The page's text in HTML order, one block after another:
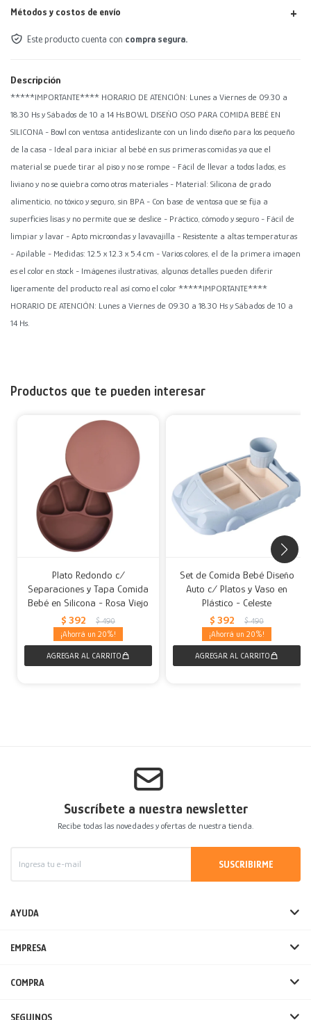
Métodos y costos de envío
Este producto cuenta con compra segura.
Descripción
*****IMPORTANTE**** HORARIO DE ATENCIÓN: Lunes a Viernes de 09.30 a
18.30 Hs y Sábados de 10 a 14 Hs.BOWL DISEÑO OSO PARA COMIDA BEBÉ EN
SILICONA - Bowl con ventosa antideslizante con un lindo diseño para los pequeño
de la casa - Ideal para iniciar al bebé en sus primeras comidas ya que el
material se puede tirar al piso y no se rompe - Fácil de llevar a todos lados, es
liviano y no se quiebra como otros materiales - Material: Silicona de grado
alimenticio, no tóxico y seguro, sin BPA - Con base de ventosa que se fija a
superficies lisas y no permite que se deslice - Práctico, cómodo y seguro - Fácil de
limpiar y lavar - Apto microondas y lavavajilla - Resistente a altas temperaturas
- Apilable - Medidas: 12.5 x 12.3 x 5.4 cm - Varios colores, el de la primera imagen
es el color en stock - Imágenes ilustrativas, algunos detalles pueden diferir
ligeramente del producto real así como el color *****IMPORTANTE****
HORARIO DE ATENCIÓN: Lunes a Viernes de 09.30 a 18.30 Hs y Sábados de 10 a
14 Hs.
Productos que te pueden interesar
Plato Redondo c/
Separaciones y Tapa Comida
Bebé en Silicona - Rosa Viejo
$ 392 $ 490
20
Set de Comida Bebé Diseño
Auto c/ Platos y Vaso en
Plástico - Celeste
$ 392 $ 490
20
Suscríbete a nuestra newsletter
Recibe todas las novedades y ofertas de nuestra tienda.
SUSCRIBIRME
AYUDA
EMPRESA
COMPRA
SEGUINOS